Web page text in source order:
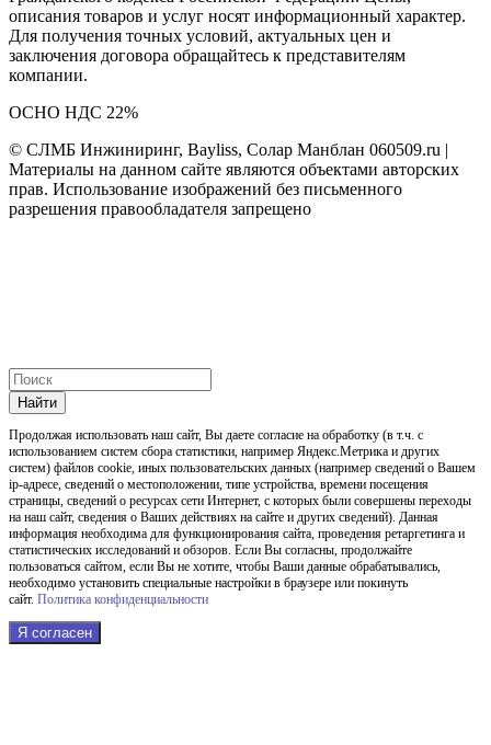
описания товаров и услуг носят информационный характер.
Для получения точных условий, актуальных цен и
заключения договора обращайтесь к представителям
компании.
ОСНО НДС 22%
© СЛМБ Инжиниринг, Bayliss, Солар Манблан 060509.ru |
Материалы на данном сайте являются объектами авторских
прав. Использование изображений без письменного
разрешения правообладателя запрещено
Найти
Продолжая использовать наш cайт, Вы даете согласие на обработку (в т.ч. с
использованием систем сбора статистики, например Яндекс.Метрика и других
систем) файлов cookie, иных пользовательских данных (например сведений о Вашем
ip-адресе, сведений о местоположении, типе устройства, времени посещения
страницы, сведений о ресурсах сети Интернет, с которых были совершены переходы
на наш сайт, сведения о Ваших действиях на сайте и других сведений). Данная
информация необходима для функционирования сайта, проведения ретаргетинга и
статистических исследований и обзоров. Если Вы согласны, продолжайте
пользоваться сайтом, если Вы не хотите, чтобы Ваши данные обрабатывались,
необходимо установить специальные настройки в браузере или покинуть
сайт. Политика конфиденциальности
Я согласен